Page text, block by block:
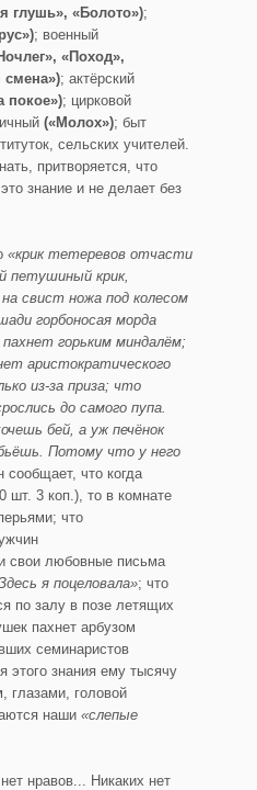
глушь», «Болото»);
; военный
«Поход»,
смена»); актёрский
покое»); цирковой
(«Молох»); быт
сельских учителей.
притворяется, что
знание и не делает без
«крик тетеревов отчасти
петушиный крик,
свист ножа под колесом
горбоносая морда
горьким миндалём;
аристократического
из-за приза; что
до самого пупа.
бей, а уж печёнок
Потому что у него
сообщает, что когда
шт. 3 коп.), то в комнате
что
и свои любовные письма
я поцеловала»; что
по залу в позе летящих
пахнет арбузом
семинаристов
знания ему тысячу
глазами, головой
наши «слепые
нравов... Никаких нет